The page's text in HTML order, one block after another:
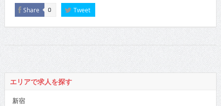
Share 0 Tweet
エリアで求人を探す
新宿